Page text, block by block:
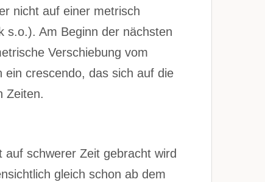
nicht auf einer metrisch
s.o.). Am Beginn der nächsten
Verschiebung vom
crescendo, das sich auf die
Zeiten.
auf schwerer Zeit gebracht wird
gleich schon ab dem